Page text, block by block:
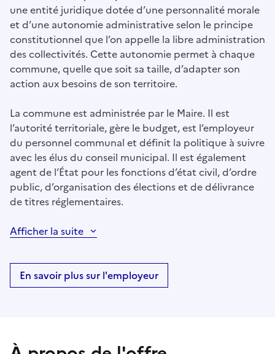
une entité juridique dotée d’une personnalité morale
et d’une autonomie administrative selon le principe
constitutionnel que l’on appelle la libre administration
des collectivités. Cette autonomie permet à chaque
commune, quelle que soit sa taille, d’adapter son
action aux besoins de son territoire.
La commune est administrée par le Maire. Il est
l’autorité territoriale, gère le budget, est l’employeur
du personnel communal et définit la politique à suivre
avec les élus du conseil municipal. Il est également
agent de l’État pour les fonctions d’état civil, d’ordre
public, d’organisation des élections et de délivrance
de titres réglementaires.
Afficher la suite
En savoir plus sur l'employeur